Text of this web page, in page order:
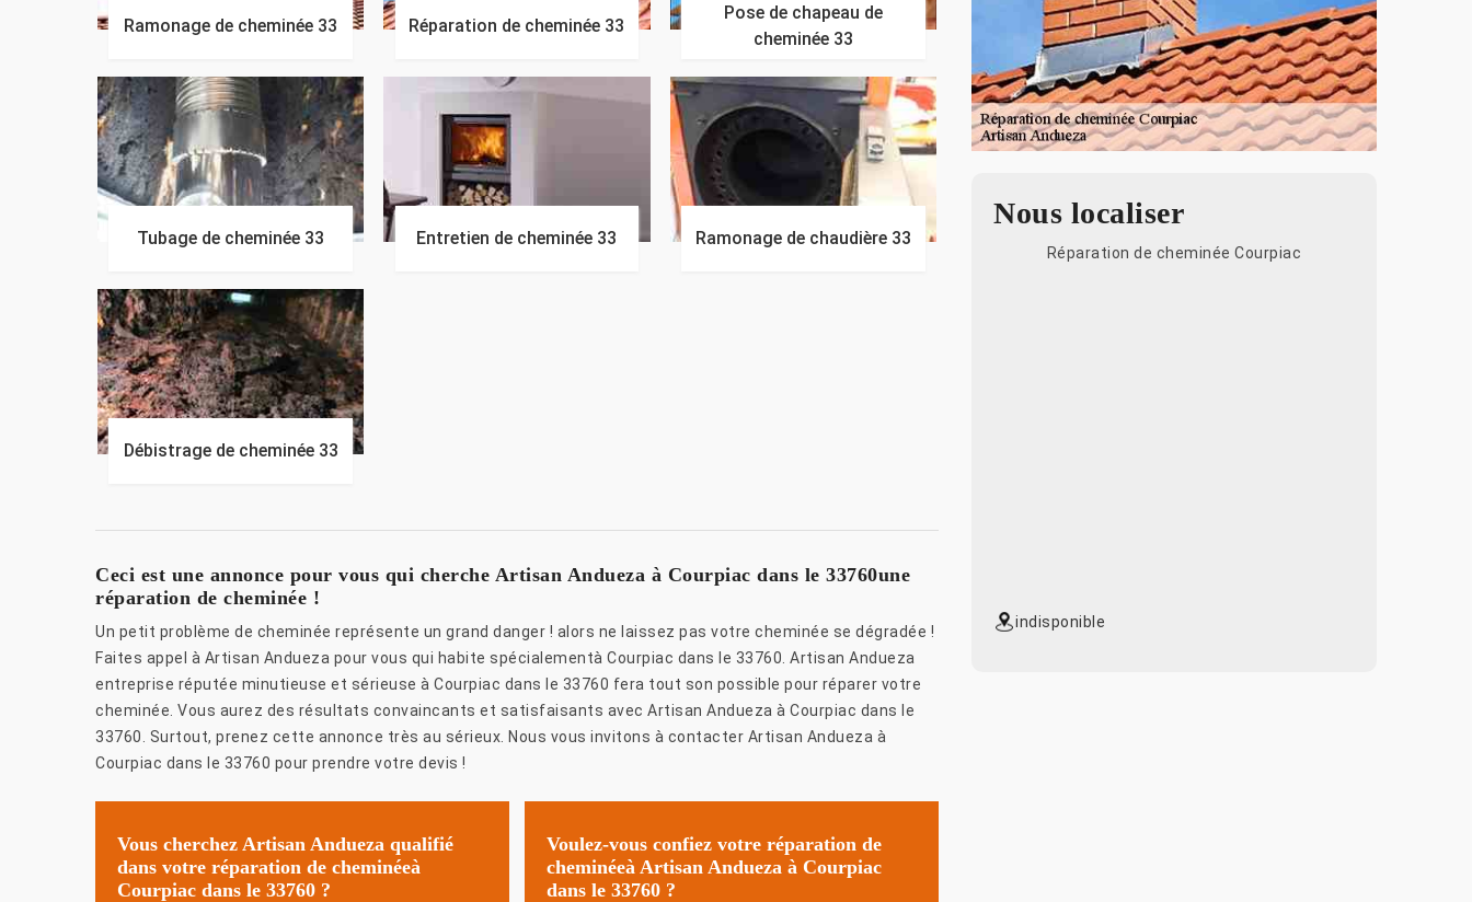
Ramonage de cheminée 33 Réparation de cheminée 33
Pose de chapeau de
cheminée 33
Tubage de cheminée 33 Entretien de cheminée 33 Ramonage de chaudière 33
Débistrage de cheminée 33
Ceci est une annonce pour vous qui cherche Artisan Andueza à Courpiac dans le 33760une
réparation de cheminée !
Un petit problème de cheminée représente un grand danger ! alors ne laissez pas votre cheminée se dégradée !
Faites appel à Artisan Andueza pour vous qui habite spécialementà Courpiac dans le 33760. Artisan Andueza
entreprise réputée minutieuse et sérieuse à Courpiac dans le 33760 fera tout son possible pour réparer votre
cheminée. Vous aurez des résultats convaincants et satisfaisants avec Artisan Andueza à Courpiac dans le
33760. Surtout, prenez cette annonce très au sérieux. Nous vous invitons à contacter Artisan Andueza à
Courpiac dans le 33760 pour prendre votre devis !
Vous cherchez Artisan Andueza qualifié
dans votre réparation de cheminéeà
Courpiac dans le 33760 ?
Voulez-vous confiez votre réparation de
cheminéeà Artisan Andueza à Courpiac
dans le 33760 ?
Nous localiser
Réparation de cheminée Courpiac
indisponible